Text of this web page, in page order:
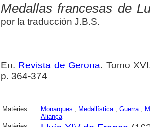
Medallas francesas de
por la traducción J.B.S.
En: Revista de Gerona. Tomo
p. 364-374
Matèries: Monarques ; Medallística; Guerra;
Aliança